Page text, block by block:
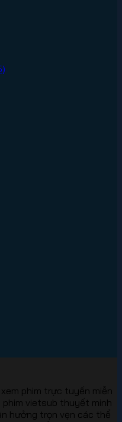
phim trực tuyến miễn
phim vietsub thuyết minh
hưởng trọn vẹn các thể